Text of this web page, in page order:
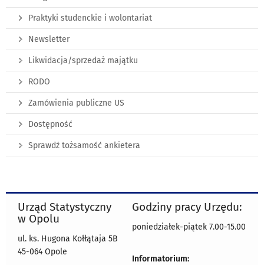
Praktyki studenckie i wolontariat
Newsletter
Likwidacja/sprzedaż majątku
RODO
Zamówienia publiczne US
Dostępność
Sprawdź tożsamość ankietera
Urząd Statystyczny
w Opolu
ul. ks. Hugona Kołłątaja 5B
45-064 Opole
Godziny pracy Urzędu:
poniedziałek-piątek 7.00-15.00
Informatorium: